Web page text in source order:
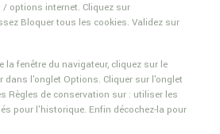
options internet. Cliquez sur
Bloquer tous les cookies. Validez sur
la fenêtre du navigateur, cliquez sur le
dans l'onglet Options. Cliquer sur l'onglet
Règles de conservation sur : utiliser les
pour l'historique. Enfin décochez-la pour